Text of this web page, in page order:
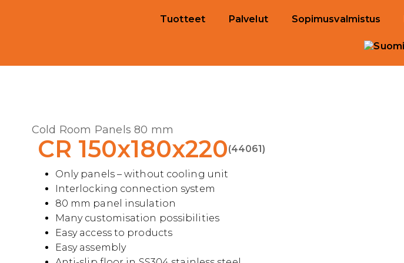
Tuotteet Palvelut Sopimusvalmistus
Cold Room Panels 80 mm
CR 150x180x220(44061)
Only panels – without cooling unit
Interlocking connection system
80 mm panel insulation
Many customisation possibilities
Easy access to products
Easy assembly